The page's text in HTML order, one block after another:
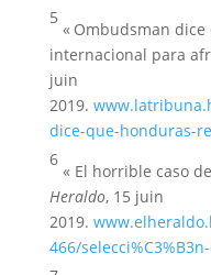
5
« Ombudsman
internacional para
juin
2019.
dice-que-honduras-
6
« El horrible caso
Heraldo, 15 juin
2019.
466/